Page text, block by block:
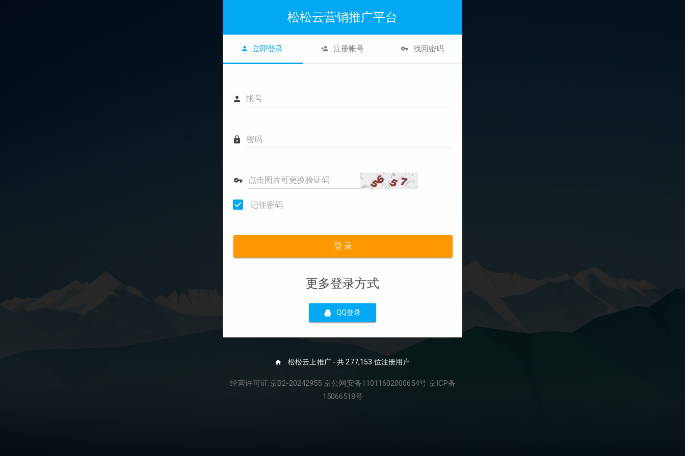
松松云营销推广平台
立即登录 注册帐号 找回密码
帐号
密码
点击图片可更换验证码
记住密码
登 录
更多登录方式
QQ登录
松松云上推广 - 共 277,153 位注册用户
经营许可证:京B2-20242955 京公网安备11011602000654号 京ICP备
15066518号